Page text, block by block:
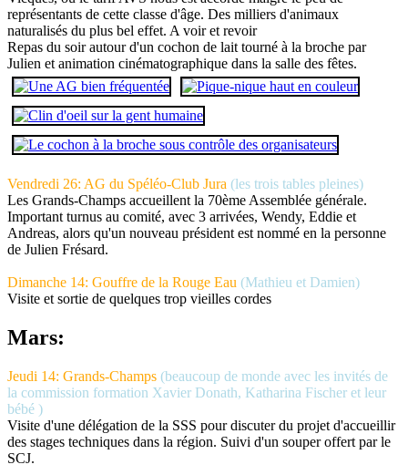
représentants de cette classe d'âge. Des milliers d'animaux
naturalisés du plus bel effet. A voir et revoir
Repas du soir autour d'un cochon de lait tourné à la broche par
Julien et animation cinématographique dans la salle des fêtes.
Vendredi 26: AG du Spéléo-Club Jura (les trois tables pleines)
Les Grands-Champs accueillent la 70ème Assemblée générale.
Important turnus au comité, avec 3 arrivées, Wendy, Eddie et
Andreas, alors qu'un nouveau président est nommé en la personne
de Julien Frésard.
Dimanche 14: Gouffre de la Rouge Eau (Mathieu et Damien)
Visite et sortie de quelques trop vieilles cordes
Mars:
Jeudi 14: Grands-Champs (beaucoup de monde avec les invités de
la commission formation Xavier Donath, Katharina Fischer et leur
bébé )
Visite d'une délégation de la SSS pour discuter du projet d'accueillir
des stages techniques dans la région. Suivi d'un souper offert par le
SCJ.